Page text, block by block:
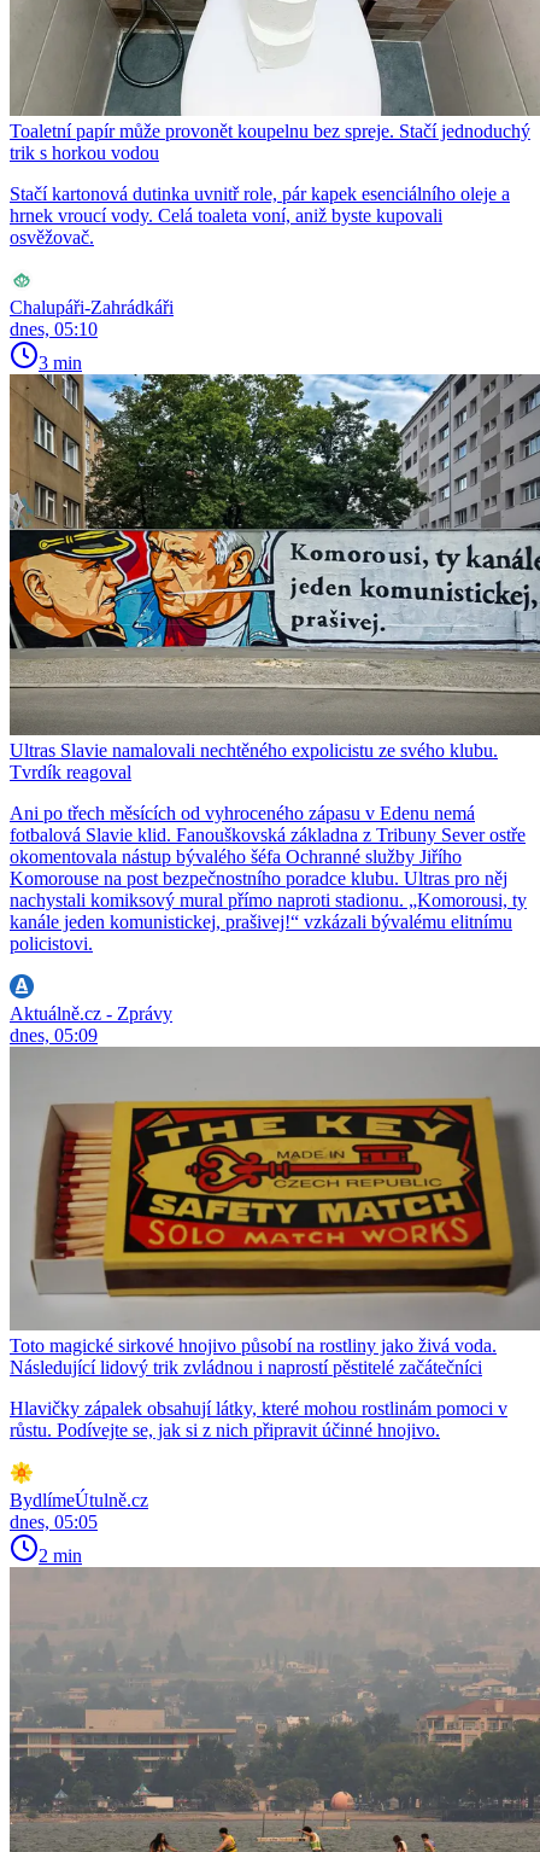
Toaletní papír může provonět koupelnu bez spreje. Stačí jednoduchý
trik s horkou vodou
Stačí kartonová dutinka uvnitř role, pár kapek esenciálního oleje a
hrnek vroucí vody. Celá toaleta voní, aniž byste kupovali
osvěžovač.
Chalupáři-Zahrádkáři
dnes, 05:10
3 min
Ultras Slavie namalovali nechtěného expolicistu ze svého klubu.
Tvrdík reagoval
Ani po třech měsících od vyhroceného zápasu v Edenu nemá
fotbalová Slavie klid. Fanouškovská základna z Tribuny Sever ostře
okomentovala nástup bývalého šéfa Ochranné služby Jiřího
Komorouse na post bezpečnostního poradce klubu. Ultras pro něj
nachystali komiksový mural přímo naproti stadionu. „Komorousi, ty
kanále jeden komunistickej, prašivej!“ vzkázali bývalému elitnímu
policistovi.
Aktuálně.cz - Zprávy
dnes, 05:09
Toto magické sirkové hnojivo působí na rostliny jako živá voda.
Následující lidový trik zvládnou i naprostí pěstitelé začátečníci
Hlavičky zápalek obsahují látky, které mohou rostlinám pomoci v
růstu. Podívejte se, jak si z nich připravit účinné hnojivo.
BydlímeÚtulně.cz
dnes, 05:05
2 min